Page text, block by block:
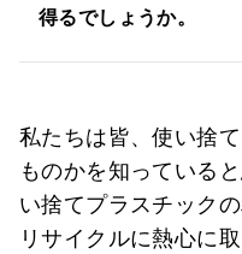
得るでしょうか。
私たちは皆、使い捨
ものかを知っている
い捨てプラスチック
リサイクルに熱心に